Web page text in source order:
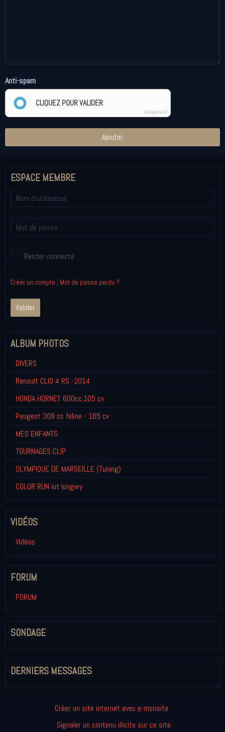
Anti-spam
CLIQUEZ POUR VALIDER
IconCaptcha ©
Ajouter
ESPACE MEMBRE
Rester connecté
Créer un compte | Mot de passe perdu ?
Valider
ALBUM PHOTOS
DIVERS
Renault CLIO 4 RS -2014
HONDA HORNET 600cc,105 cv
Peugeot 308 cc féline - 165 cv
MES ENFANTS
TOURNAGES CLIP
OLYMPIQUE DE MARSEILLE (Tuning)
COLOR RUN iut longwy
VIDÉOS
Vidéos
FORUM
FORUM
SONDAGE
DERNIERS MESSAGES
Créer un site internet avec e-monsite
Signaler un contenu illicite sur ce site